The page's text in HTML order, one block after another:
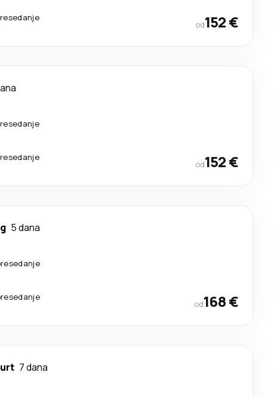
od152 €
od152 €
5 dana
od168 €
7 dana